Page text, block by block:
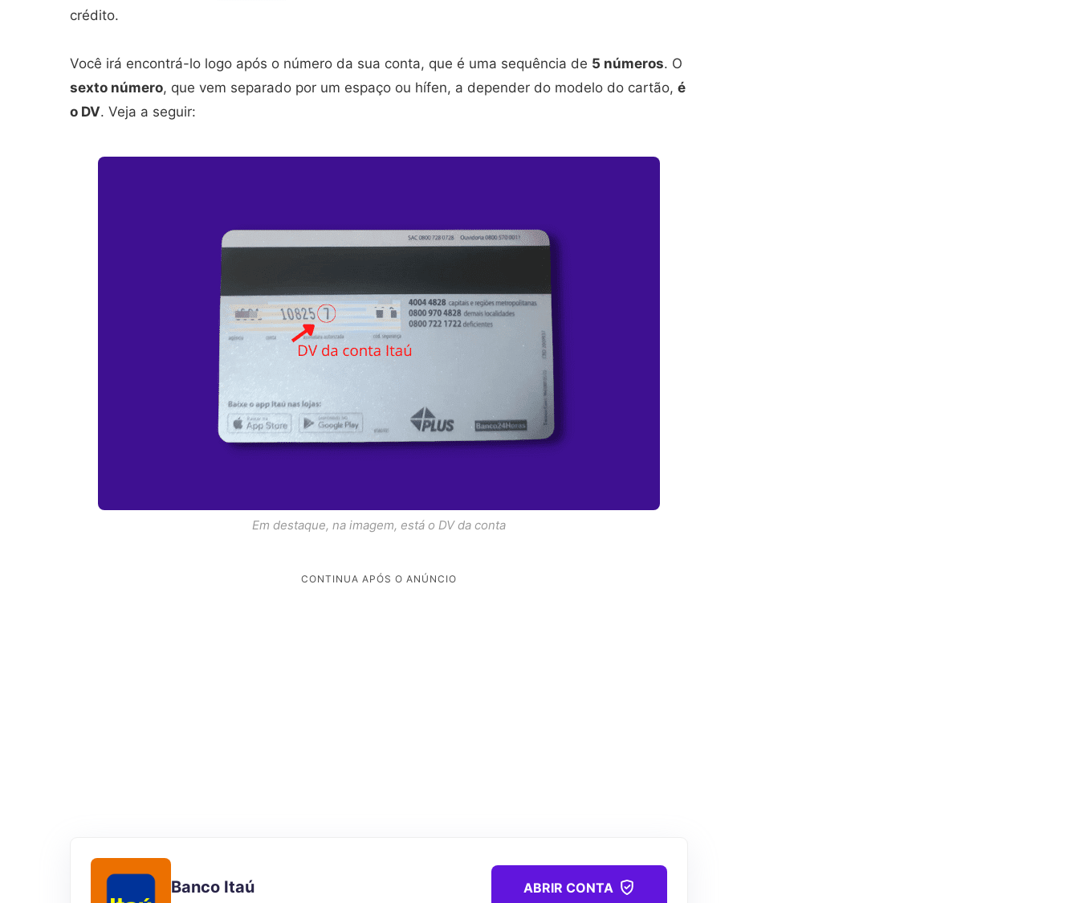
crédito.
Você irá encontrá-lo logo após o número da sua conta, que é uma sequência de 5 números. O
sexto número, que vem separado por um espaço ou hífen, a depender do modelo do cartão, é
o DV. Veja a seguir:
Em destaque, na imagem, está o DV da conta
Banco Itaú ABRIR CONTA